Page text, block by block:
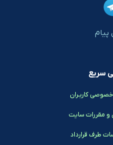
پیام
سریع
کاربـران
و مقررات سایت
طرف قرارداد